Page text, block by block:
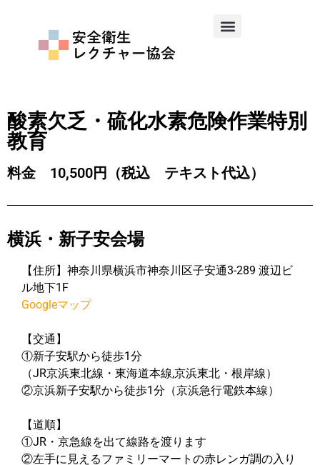
酸素欠乏・硫化水素危険作業特別
教育
料金 10,500円（税込 テキスト代込）
横浜・新子安会場
【住所】神奈川県横浜市神奈川区子安通3-289 渡辺ビ
ル地下1F
Googleマップ
【交通】
①新子安駅から徒歩1分
（JR京浜東北線・東海道本線,京浜東北・根岸線）
②京浜新子安駅から徒歩1分（京浜急行電鉄本線）
【道順】
①JR・京急線を出て線路を渡ります
②左手に見えるファミリーマートの赤レンガ調の入り